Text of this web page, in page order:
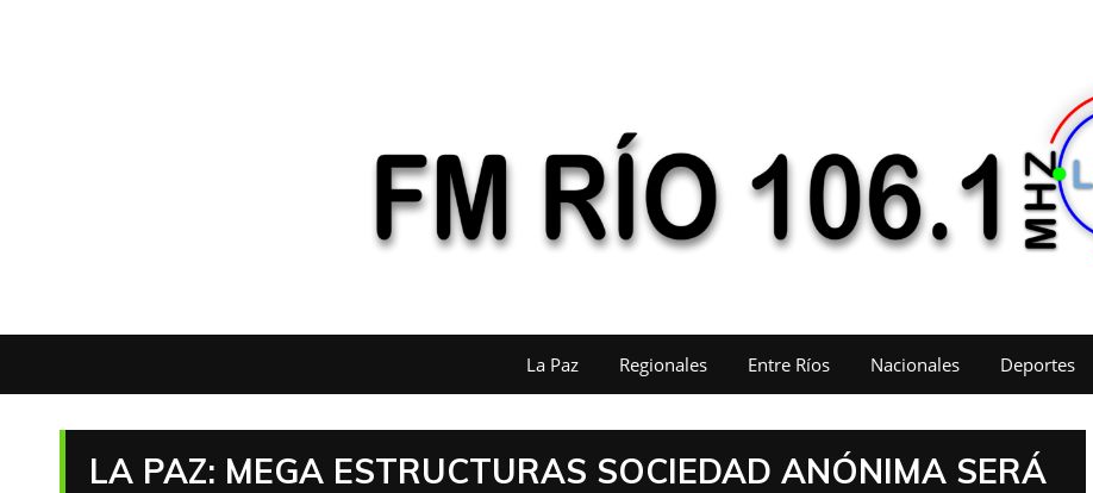
La Paz Regionales Entre Ríos Nacionales Deportes
LA PAZ: MEGA ESTRUCTURAS SOCIEDAD ANÓNIMA SERÁ